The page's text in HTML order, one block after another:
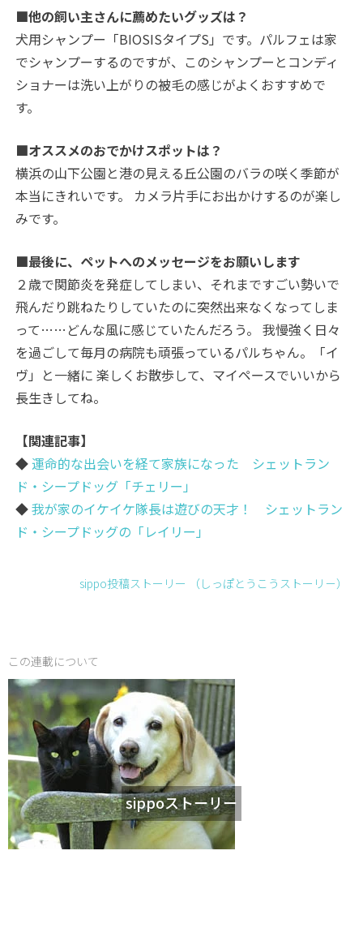
■他の飼い主さんに薦めたいグッズは？
犬用シャンプー「BIOSISタイプS」です。パルフェは家
でシャンプーするのですが、このシャンプーとコンディ
ショナーは洗い上がりの被毛の感じがよくおすすめで
す。
■オススメのおでかけスポットは？
横浜の山下公園と港の見える丘公園のバラの咲く季節が
本当にきれいです。 カメラ片手にお出かけするのが楽し
みです。
■最後に、ペットへのメッセージをお願いします
２歳で関節炎を発症してしまい、それまですごい勢いで
飛んだり跳ねたりしていたのに突然出来なくなってしま
って…… どんな風に感じていたんだろう。 我慢強く日々
を過ごして毎月の病院も頑張っているパルちゃん。「イ
ヴ」と一緒に 楽しくお散歩して、マイペースでいいから
長生きしてね。
【関連記事】
◆運命的な出会いを経て家族になった シェットラン
ド・シープドッグ「チェリー」
◆我が家のイケイケ隊長は遊びの天才！ シェットラン
ド・シープドッグの「レイリー」
sippo投稿ストーリー （しっぽとうこうストーリ－）
この連載について
sippoストーリー